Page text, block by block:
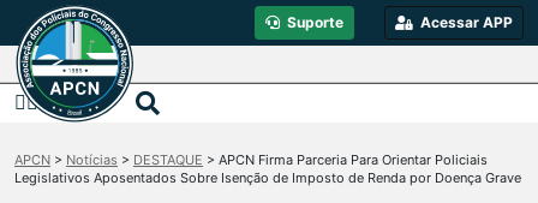
Suporte Acessar APP
APCN > Notícias > DESTAQUE > APCN Firma Parceria Para Orientar Policiais
Legislativos Aposentados Sobre Isenção de Imposto de Renda por Doença Grave